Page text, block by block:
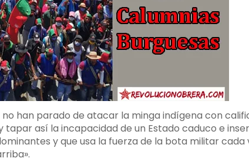
han parado de atacar la minga indígena con
así la incapacidad de un Estado caduco e
y que usa la fuerza de la bota militar cada